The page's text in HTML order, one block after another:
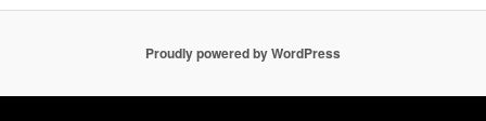
Proudly powered by WordPress